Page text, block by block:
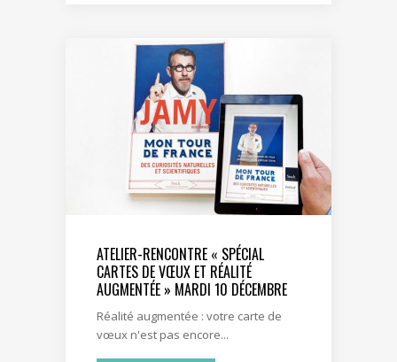
ATELIER-RENCONTRE « SPÉCIAL
CARTES DE VŒUX ET RÉALITÉ
AUGMENTÉE » MARDI 10 DÉCEMBRE
Réalité augmentée : votre carte de
vœux n'est pas encore...